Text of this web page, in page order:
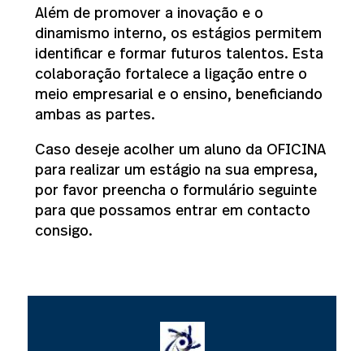
Além de promover a inovação e o
dinamismo interno, os estágios permitem
identificar e formar futuros talentos. Esta
colaboração fortalece a ligação entre o
meio empresarial e o ensino, beneficiando
ambas as partes.
Caso deseje acolher um aluno da OFICINA
para realizar um estágio na sua empresa,
por favor preencha o formulário seguinte
para que possamos entrar em contacto
consigo.